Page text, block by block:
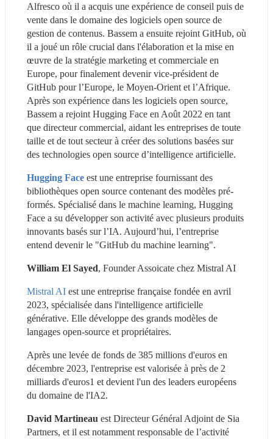
Alfresco où il a acquis une expérience de conseil puis de
vente dans le domaine des logiciels open source de
gestion de contenus. Bassem a ensuite rejoint GitHub, où
il a joué un rôle crucial dans l'élaboration et la mise en
œuvre de la stratégie marketing et commerciale en
Europe, pour finalement devenir vice-président de
GitHub pour l’Europe, le Moyen-Orient et l’Afrique.
Après son expérience dans les logiciels open source,
Bassem a rejoint Hugging Face en Août 2022 en tant
que directeur commercial, aidant les entreprises de toute
taille et de tout secteur à créer des solutions basées sur
des technologies open source d’intelligence artificielle.
Hugging Face est une entreprise fournissant des
bibliothèques open source contenant des modèles pré-
formés. Spécialisé dans le machine learning, Hugging
Face a su développer son activité avec plusieurs produits
innovants basés sur l’IA. Aujourd’hui, l’entreprise
entend devenir le "GitHub du machine learning".
William El Sayed, Founder Assoicate chez Mistral AI
Mistral AI est une entreprise française fondée en avril
2023, spécialisée dans l'intelligence artificielle
générative. Elle développe des grands modèles de
langages open-source et propriétaires.
Après une levée de fonds de 385 millions d'euros en
décembre 2023, l'entreprise est valorisée à près de 2
milliards d'euros1 et devient l'un des leaders européens
du domaine de l'IA2.
David Martineau est Directeur Général Adjoint de Sia
Partners, et il est notamment responsable de l’activité